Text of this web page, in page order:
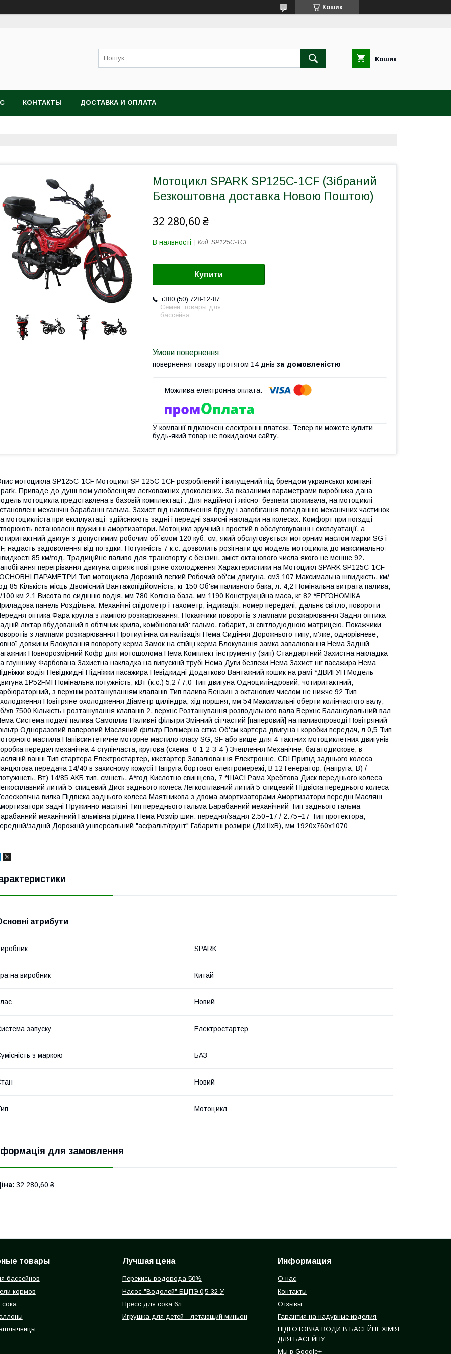
Кошик
Кошик
КОНТАКТЫ ДОСТАВКА И ОПЛАТА
Мотоцикл SPARK SP125C-1CF (Зібраний
Безкоштовна доставка Новою Поштою)
32 280,60 ₴
В наявності Код: SP125C-1CF
Купити
+380 (50) 728-12-87
Семен, товары для
бассейна
повернення товару протягом 14 днів за домовленістю
У компанії підключені електронні платежі. Тепер ви можете купити
будь-який товар не покидаючи сайту.
мотоцикла SP125C-1CF Мотоцикл SP 125C-1CF розроблений і випущений під брендом української компанії
Припаде до душі всім улюбленцям легковажних двоколісних. За вказаними параметрами виробника дана
мотоцикла представлена в базовій комплектації. Для надійної і якісної безпеки споживача, на мотоциклі
механічні барабанні гальма. Захист від накопичення бруду і запобігання попаданню механічних частинок
мотоцикліста при експлуатації здійснюють задні і передні захисні накладки на колесах. Комфорт при поїздці
встановлені пружинні амортизатори. Мотоцикл зручний і простий в обслуговуванні і експлуатації, а
двигун з допустимим робочим об`ємом 120 куб. см, який обслуговується моторним маслом марки SG і
надасть задоволення від поїздки. Потужність 7 к.с. дозволить розігнати цю модель мотоцикла до максимальної
85 км/год. Традиційне паливо для транспорту є бензин, зміст октанового числа якого не менше 92.
перегрівання двигуна сприяє повітряне охолодження Характеристики на Мотоцикл SPARK SP125C-1CF
ПАРАМЕТРИ Тип мотоцикла Дорожній легкий Робочий об'єм двигуна, см3 107 Максимальна швидкість, км/
85 Кількість місць Двомісний Вантажопідйомність, кг 150 Об'єм паливного бака, л. 4,2 Номінальна витрата палива,
100 км 2,1 Висота по сидінню водія, мм 780 Колісна база, мм 1190 Конструкційна маса, кг 82 *ЕРГОНОМІКА
панель Роздільна. Механічні спідометр і тахометр, індикація: номер передачі, дальнє світло, повороти
оптика Фара кругла з лампою розжарювання. Покажчики поворотів з лампами розжарювання Задня оптика
ліхтар вбудований в обтічник крила, комбінований: гальмо, габарит, зі світлодіодною матрицею. Покажчики
з лампами розжарювання Протиугінна сигналізація Нема Сидіння Дорожнього типу, м'яке, однорівневе,
довжини Блокування повороту керма Замок на стійці керма Блокування замка запалювання Нема Задній
Повнорозмірний Кофр для мотошолома Нема Комплект інструменту (зип) Стандартний Захистна накладка
глушнику Фарбована Захистна накладка на випускній трубі Нема Дуги безпеки Нема Захист ніг пасажира Нема
водія Невідкидні Підніжки пасажира Невідкидні Додатково Вантажний кошик на рамі *ДВИГУН Модель
1P52FMI Номінальна потужність, кВт (к.с.) 5,2 / 7,0 Тип двигуна Одноциліндровий, чотиритактний,
з верхнім розташуванням клапанів Тип палива Бензин з октановим числом не нижче 92 Тип
Повітряне охолодження Діаметр циліндра, хід поршня, мм 54 Максимальні оберти колінчастого валу,
хв 7500 Кількість і розташування клапанів 2, верхнє Розташування розподільного вала Верхнє Балансувальний вал
Система подачі палива Самоплив Паливні фільтри Змінний сітчастий [паперовий] на паливопроводі Повітряний
Одноразовий паперовий Масляний фільтр Полімерна сітка Об'єм картера двигуна і коробки передач, л 0,5 Тип
мастила Напівсинтетичне моторне мастило класу SG, SF або вище для 4-тактних мотоциклетних двигунів
передач механічна 4-ступінчаста, кругова (схема -0-1-2-3-4-) Зчеплення Механічне, багатодискове, в
ванні Тип стартера Електростартер, кікстартер Запалювання Електронне, CDI Привід заднього колеса
передача 14/40 в захисному кожусіі Напруга бортової електромережі, В 12 Генератор, (напруга, В) /
Вт) 14/85 АКБ тип, ємність, А*год Кислотно свинцева, 7 *ШАСІ Рама Хребтова Диск переднього колеса
литий 5-спицевий Диск заднього колеса Легкосплавний литий 5-спицевий Підвіска переднього колеса
вилка Підвіска заднього колеса Маятникова з двома амортизаторами Амортизатори передні Масляні
задні Пружинно-масляні Тип переднього гальма Барабанний механічний Тип заднього гальма
механічний Гальмівна рідина Нема Розмір шин: передня/задня 2.50−17 / 2.75−17 Тип протектора,
задній Дорожній універсальний "асфальт/грунт" Габаритні розміри (ДхШхВ), мм 1920х760х1070
атрибути
SPARK
виробник Китай
Новий
запуску Електростартер
з маркою БАЗ
Новий
Мотоцикл
для замовлення
32 280,60 ₴
товары
бассейнов
кормов
Лучшая цена
Перекись водорода 50%
Насос "Водолей" БЦПЭ 0,5-32 У
Пресс для сока 6л
Игрушка для детей - летающий миньон
Информация
О нас
Контакты
Отзывы
Гарантия на надувные изделия
ПІДГОТОВКА ВОДИ В БАСЕЙНІ. ХІМІЯ
ДЛЯ БАСЕЙНУ.
Мы в Google+